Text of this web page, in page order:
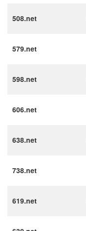
508.net
579.net
598.net
606.net
638.net
738.net
619.net